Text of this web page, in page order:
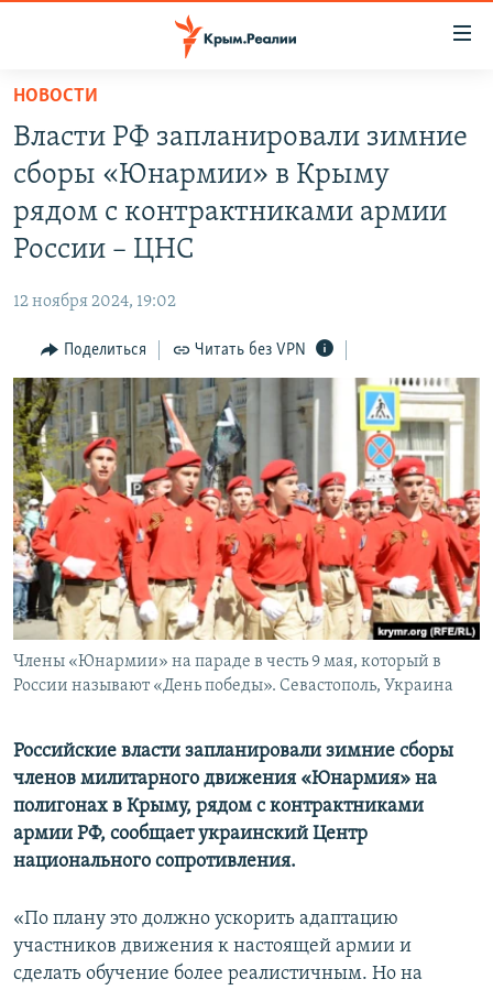
Вернуться
основному
содержанию
Вернутся
главной
Вернутся
поиску
СПЕЦПРОЕКТЫ
КАРТА ВОЕННЫХ ОБЪЕКТОВ КРЫМА
ВОДА
ИСТОРИЯ
ИНТЕРАКТИВ
ИНФОГРАФИКА
ТЕЛЕПРОЕКТ КРЫМ.РЕАЛИИ
СОВЕТЫ ПРАВОЗАЩИТНИКОВ
ПРОПАВШИЕ БЕЗ ВЕСТИ
ПОБЕДИТЕЛЕЙ НЕ СУДЯТ?
КРЫМ.НЕПОКОРЕННЫЙ
ELIFBE
УКРАИНСКАЯ ПРОБЛЕМА КРЫМА
РАДІО СВОБОДА
КАК ОБОЙТИ БЛОКИРОВКУ
Українською
Qırımtatar
ПРИСОЕДИНЯЙТЕСЬ!
Все сайты RFE/RL
НОВОСТИ
Власти РФ запланировали зимние
сборы «Юнармии» в Крыму
рядом с контрактниками армии
России – ЦНС
12 ноября 2024, 19:02
Поделиться Читать без VPN
Члены «Юнармии» на параде в честь 9 мая, который в
России называют «День победы». Севастополь, Украина
Российские власти запланировали зимние сборы
членов милитарного движения «Юнармия» на
полигонах в Крыму, рядом с контрактниками
армии РФ, сообщает украинский Центр
национального сопротивления.
«По плану это должно ускорить адаптацию
участников движения к настоящей армии и
сделать обучение более реалистичным. Но на